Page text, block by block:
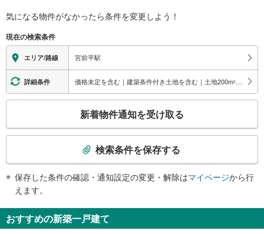
南口
※段差なしでの移動経路
地上⇔改札⇔ホーム：○
エレベータ
・各ホーム⇔改札
トイレ
《多機能トイレ》
・改札⇔宮前平１丁目、小台、馬絹方面出口
・ＡＥＤ
・点字運賃表
・点字シール
気になる物件がなかったら条件を変更しよう！
現在の検索条件
エリア/路線 宮前平駅
詳細条件 価格未定を含む｜建築条件付き土地を含む｜土地200m2 以上
検
知
を
新着物件通知を受け取る
検索条件を保存する
保存した条件の確認・通知設定の変更・解除はマイページから行
えます。
おすすめの新築一戸建て